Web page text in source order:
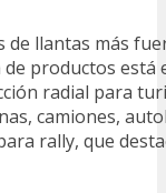
llantas más
productos está
radial para
camiones,
rally, que